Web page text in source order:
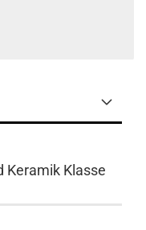
Keramik Klasse